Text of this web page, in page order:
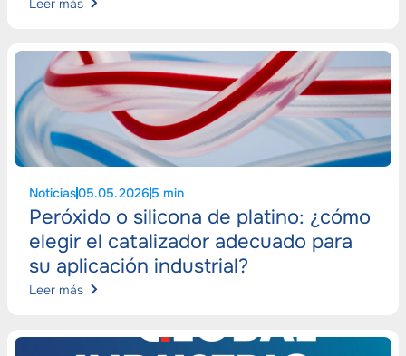
Noticias05.05.2026 5 min
Peróxido o silicona de platino: ¿cómo
elegir el catalizador adecuado para
su aplicación industrial?
Leer más